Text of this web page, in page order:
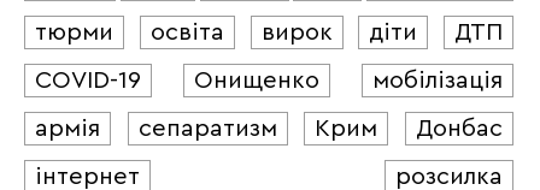
тюрми
освіта вирок діти
ДТП
COVID-19
Онищенко
мобілізація
армія
сепаратизм Крим
Донбас
інтернет
розсилка